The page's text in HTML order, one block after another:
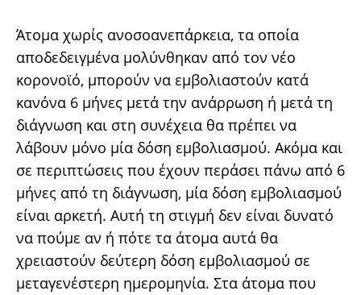
Άτομα χωρίς ανοσοανεπάρκεια, τα οποία
αποδεδειγμένα μολύνθηκαν από τον νέο
κορονοϊό, μπορούν να εμβολιαστούν κατά
κανόνα 6 μήνες μετά την ανάρρωση ή μετά τη
διάγνωση και στη συνέχεια θα πρέπει να
λάβουν μόνο μία δόση εμβολιασμού. Ακόμα και
σε περιπτώσεις που έχουν περάσει πάνω από 6
μήνες από τη διάγνωση, μία δόση εμβολιασμού
είναι αρκετή. Αυτή τη στιγμή δεν είναι δυνατό
να πούμε αν ή πότε τα άτομα αυτά θα
χρειαστούν δεύτερη δόση εμβολιασμού σε
μεταγενέστερη ημερομηνία. Στα άτομα που